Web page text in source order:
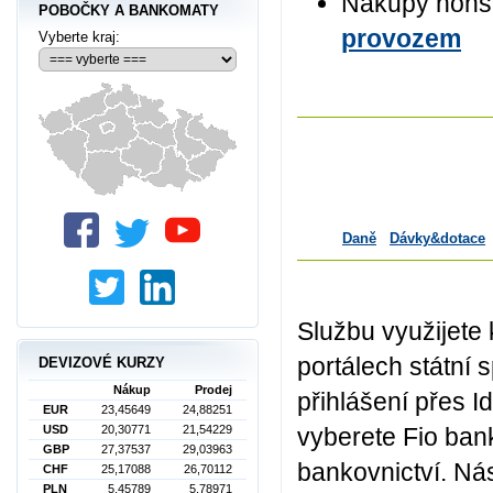
provozem
Daně Dávky&dotace
Službu využijete
portálech státní
přihlášení přes
vyberete Fio
bankovnictví.
POBOČKY A BANKOMATY
Vyberte kraj:
DEVIZOVÉ KURZY
Nákup
Prodej
EUR
23,45649
24,88251
USD
20,30771
21,54229
GBP
27,37537
29,03963
CHF
25,17088
26,70112
PLN
5,45789 5,78971